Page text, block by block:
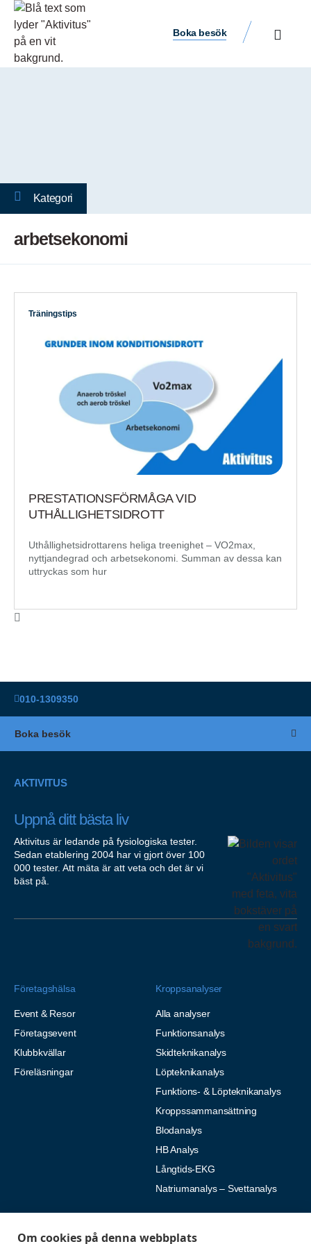
Om cookies på denna webbplats
Boka besök
Kategori
arbetsekonomi
Träningstips
PRESTATIONSFÖRMÅGA VID
UTHÅLLIGHETSIDROTT
Uthållighetsidrottarens heliga treenighet – VO2max,
nyttjandegrad och arbetsekonomi. Summan av dessa kan
uttryckas som hur
010-1309350
Boka besök
AKTIVITUS
Uppnå ditt bästa liv
Aktivitus är ledande på fysiologiska tester.
Sedan etablering 2004 har vi gjort över 100
000 tester. Att mäta är att veta och det är vi
bäst på.
Företagshälsa
Event & Resor
Företagsevent
Klubbkvällar
Föreläsningar
Kroppsanalyser
Alla analyser
Funktionsanalys
Skidteknikanalys
Löpteknikanalys
Funktions- & Löpteknikanalys
Kroppssammansättning
Blodanalys
HB Analys
Långtids-EKG
Natriumanalys – Svettanalys